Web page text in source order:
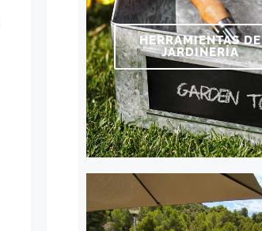
HERRAMIENTAS DE
JARDINERÍA